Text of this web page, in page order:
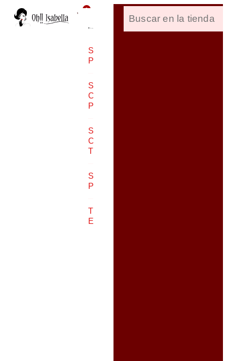
0
SANDALIAS
PLANAS
SANDALIAS
CON CUÑA O
PLATAFORMA
SANDALIAS
CON
TACÓN
SANDALIAS
PARA NIÑA
TALLAS
ESPECIALES